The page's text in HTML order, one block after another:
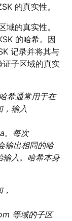
的真实性。
的真实性。
的哈希。因
记录并将其与
子区域的真实
希通常用于在
，输入
。每次
输出相同的哈
输入。哈希本身
等域的子区